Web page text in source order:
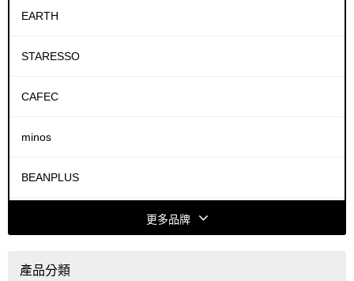
EARTH
STARESSO
CAFEC
minos
BEANPLUS
更多品牌
產品分類